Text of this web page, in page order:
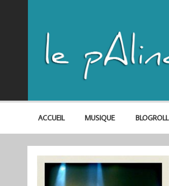
ACCUEIL MUSIQUE BLOGROLL